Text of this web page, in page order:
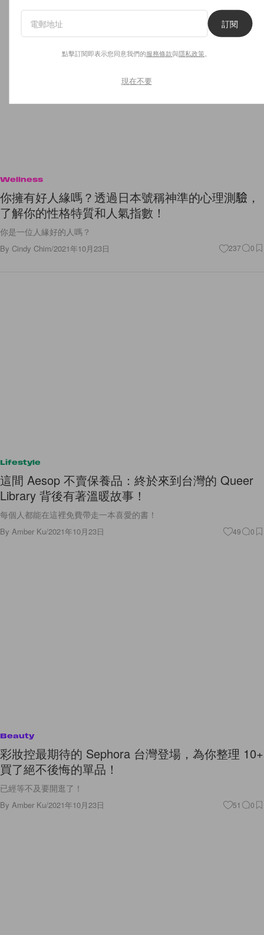
Wellness
你擁有好人緣嗎？透過日本號稱神準的心理測驗，
了解你的性格特質和人氣指數！
你是一位人緣好的人嗎？
By Cindy Chim/2021年10月23日 237 0
Lifestyle
這間 Aesop 不賣保養品：終於來到台灣的 Queer
Library 背後有著溫暖故事！
每個人都能在這裡免費帶走一本喜愛的書！
By Amber Ku/2021年10月23日 49 0
Beauty
彩妝控最期待的 Sephora 台灣登場，為你整理 10+
買了絕不後悔的單品！
已經等不及要開逛了！
By Amber Ku/2021年10月23日 51 0
訂閱
點擊訂閱即表示您同意我們的服務條款與隱私政策
現在不要